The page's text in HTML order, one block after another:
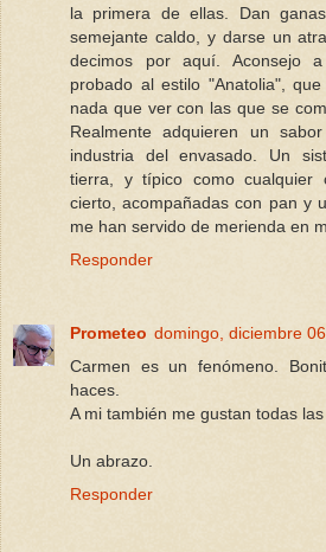
la primera de ellas. Dan
semejante caldo, y darse un
decimos por aquí. Aconsejo
probado al estilo "Anatolia",
nada que ver con las que se
Realmente adquieren un
industria del envasado. Un
tierra, y típico como cualquier
cierto, acompañadas con pan y
me han servido de merienda en
Responder
Prometeo domingo, diciembre
Carmen es un fenómeno.
haces.
A mi también me gustan todas las
Un abrazo.
Responder